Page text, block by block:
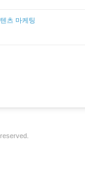
츠 마케팅